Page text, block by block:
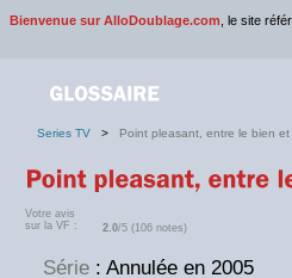
Bienvenue sur AlloDoublage.com , le site
Series TV > Point pleasant, entre le bien et
Votre avis
sur la VF :
2.0/5 (106 notes)
Série : Annulée en 2005